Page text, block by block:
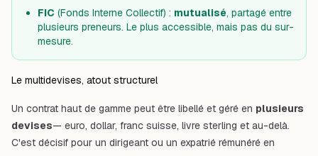
FIC (Fonds Interne Collectif) : mutualisé, partagé entre
plusieurs preneurs. Le plus accessible, mais pas du sur-
mesure.
Le multidevises, atout structurel
Un contrat haut de gamme peut être libellé et géré en plusieurs
devises— euro, dollar, franc suisse, livre sterling et au-delà.
C'est décisif pour un dirigeant ou un expatrié rémunéré en